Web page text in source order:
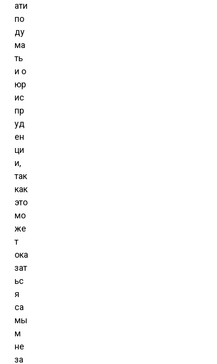
ати
по
ду
ма
ть
и о
юр
ис
пр
уд
ен
ци
и,
так
как
это
мо
же
т
ока
зат
ьс
я
са
мы
м
не
за